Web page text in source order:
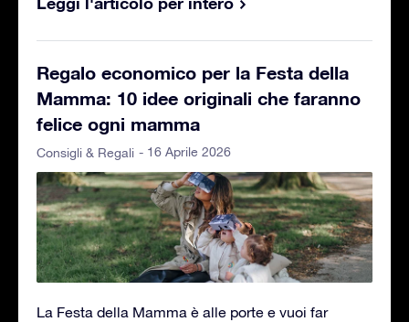
Regalo economico per la Festa della
Mamma: 10 idee originali che faranno
felice ogni mamma
Consigli & Regali - 16 Aprile 2026
La Festa della Mamma è alle porte e vuoi far